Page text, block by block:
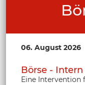
06. August 2026
Börse - Intern
Eine Intervention